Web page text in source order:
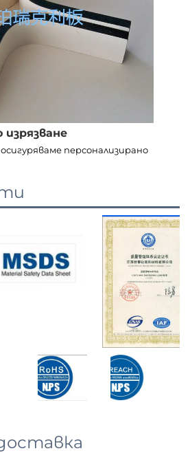
изрязване
персонализирано